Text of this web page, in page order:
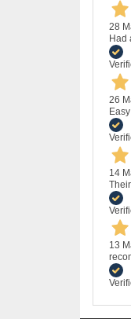
28
Had
26
14
13